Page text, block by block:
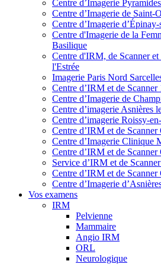
Centre d’Imagerie
Centre d’Imagerie de Saint-
Centre d’Imagerie
Centre d'Imagerie de la
Basilique
Centre d'IRM, de Scanner
l'Estrée
Imagerie Paris Nord
Centre d’IRM et de Scanner
Centre d’Imagerie de
Centre d’imagerie Asnières
Centre d’imagerie Roissy-
Centre d’IRM et de
Centre d’Imagerie Clinique
Centre d’IRM et de
Service d’IRM et de
Centre d’IRM et de
Centre d’Imagerie
Vos examens
IRM
Pelvienne
Mammaire
Angio IRM
ORL
Neurologique